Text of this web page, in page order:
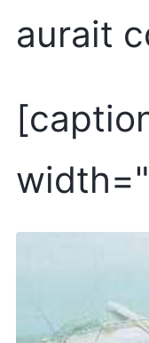
aurait